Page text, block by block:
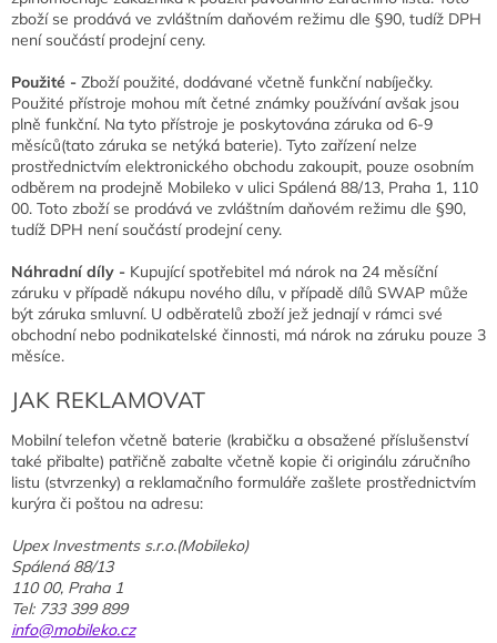
zboží se prodává ve zvláštním daňovém režimu dle §90, tudíž DPH
není součástí prodejní ceny.
Použité - Zboží použité, dodávané včetně funkční nabíječky.
Použité přístroje mohou mít četné známky používání avšak jsou
plně funkční. Na tyto přístroje je poskytována záruka od 6-9
měsíců(tato záruka se netýká baterie). Tyto zařízení nelze
prostřednictvím elektronického obchodu zakoupit, pouze osobním
odběrem na prodejně Mobileko v ulici Spálená 88/13, Praha 1, 110
00. Toto zboží se prodává ve zvláštním daňovém režimu dle §90,
tudíž DPH není součástí prodejní ceny.
Náhradní díly - Kupující spotřebitel má nárok na 24 měsíční
záruku v případě nákupu nového dílu, v případě dílů SWAP může
být záruka smluvní. U odběratelů zboží jež jednají v rámci své
obchodní nebo podnikatelské činnosti, má nárok na záruku pouze 3
měsíce.
JAK REKLAMOVAT
Mobilní telefon včetně baterie (krabičku a obsažené příslušenství
také přibalte) patřičně zabalte včetně kopie či originálu záručního
listu (stvrzenky) a reklamačního formuláře zašlete prostřednictvím
kurýra či poštou na adresu:
Upex Investments s.r.o.(Mobileko)
Spálená 88/13
110 00, Praha 1
Tel: 733 399 899
info@mobileko.cz